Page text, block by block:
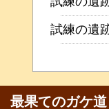
試練の遺
最果てのガケ道